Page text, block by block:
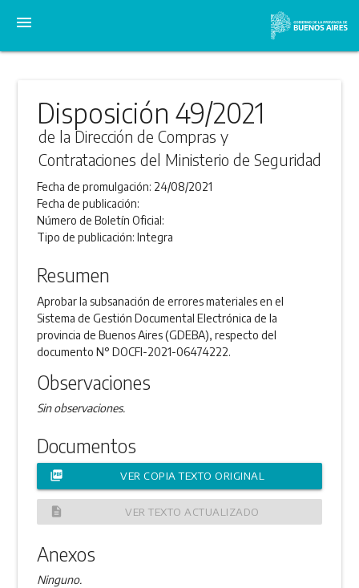
menu
Disposición 49/2021
de la Dirección de Compras y
Contrataciones del Ministerio de Seguridad
Fecha de promulgación: 24/08/2021
Fecha de publicación:
Número de Boletín Oficial:
Tipo de publicación:Integra
Resumen
Aprobar la subsanación de errores materiales en el
Sistema de Gestión Documental Electrónica de la
provincia de Buenos Aires (GDEBA), respecto del
documento N° DOCFI-2021-06474222.
Observaciones
Sin observaciones.
Documentos
picture_as_pdf VER COPIA TEXTO ORIGINAL
description VER TEXTO ACTUALIZADO
Anexos
Ninguno.